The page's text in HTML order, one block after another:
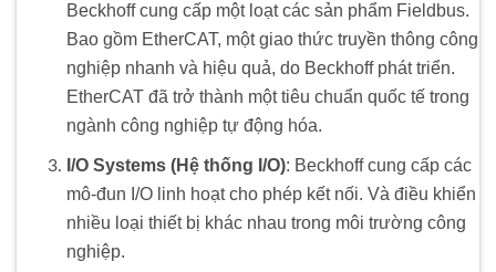
Beckhoff cung cấp một loạt các sản phẩm Fieldbus.
Bao gồm EtherCAT, một giao thức truyền thông công
nghiệp nhanh và hiệu quả, do Beckhoff phát triển.
EtherCAT đã trở thành một tiêu chuẩn quốc tế trong
ngành công nghiệp tự động hóa.
I/O Systems (Hệ thống I/O): Beckhoff cung cấp các
mô-đun I/O linh hoạt cho phép kết nối. Và điều khiển
nhiều loại thiết bị khác nhau trong môi trường công
nghiệp.